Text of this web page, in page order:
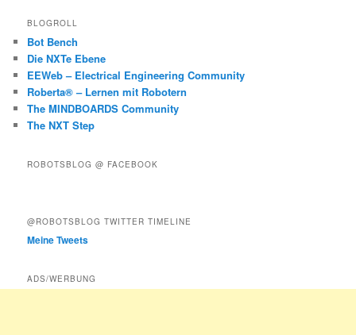
BLOGROLL
Bot Bench
Die NXTe Ebene
EEWeb – Electrical Engineering Community
Roberta® – Lernen mit Robotern
The MINDBOARDS Community
The NXT Step
ROBOTSBLOG @ FACEBOOK
@ROBOTSBLOG TWITTER TIMELINE
Meine Tweets
ADS/WERBUNG